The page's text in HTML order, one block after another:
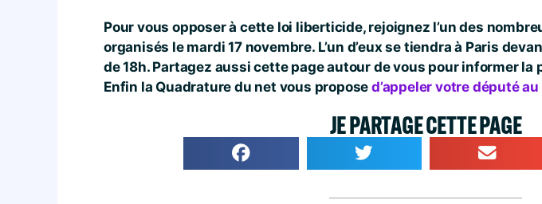
Pour vous opposer à cette loi liberticide, rejoignez l’un des
organisés le mardi 17 novembre. L’un d’eux se tiendra à Paris
de 18h. Partagez aussi cette page autour de vous pour informer la
Enfin la Quadrature du net vous propose d’appeler votre député
JE PARTAGE CETTE PAGE